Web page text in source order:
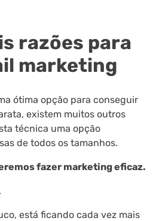
razões para
marketing
ótima opção para conseguir
existem muitos outros
técnica uma opção
de todos os tamanhos.
fazer marketing eficaz.
está ficando cada vez mais